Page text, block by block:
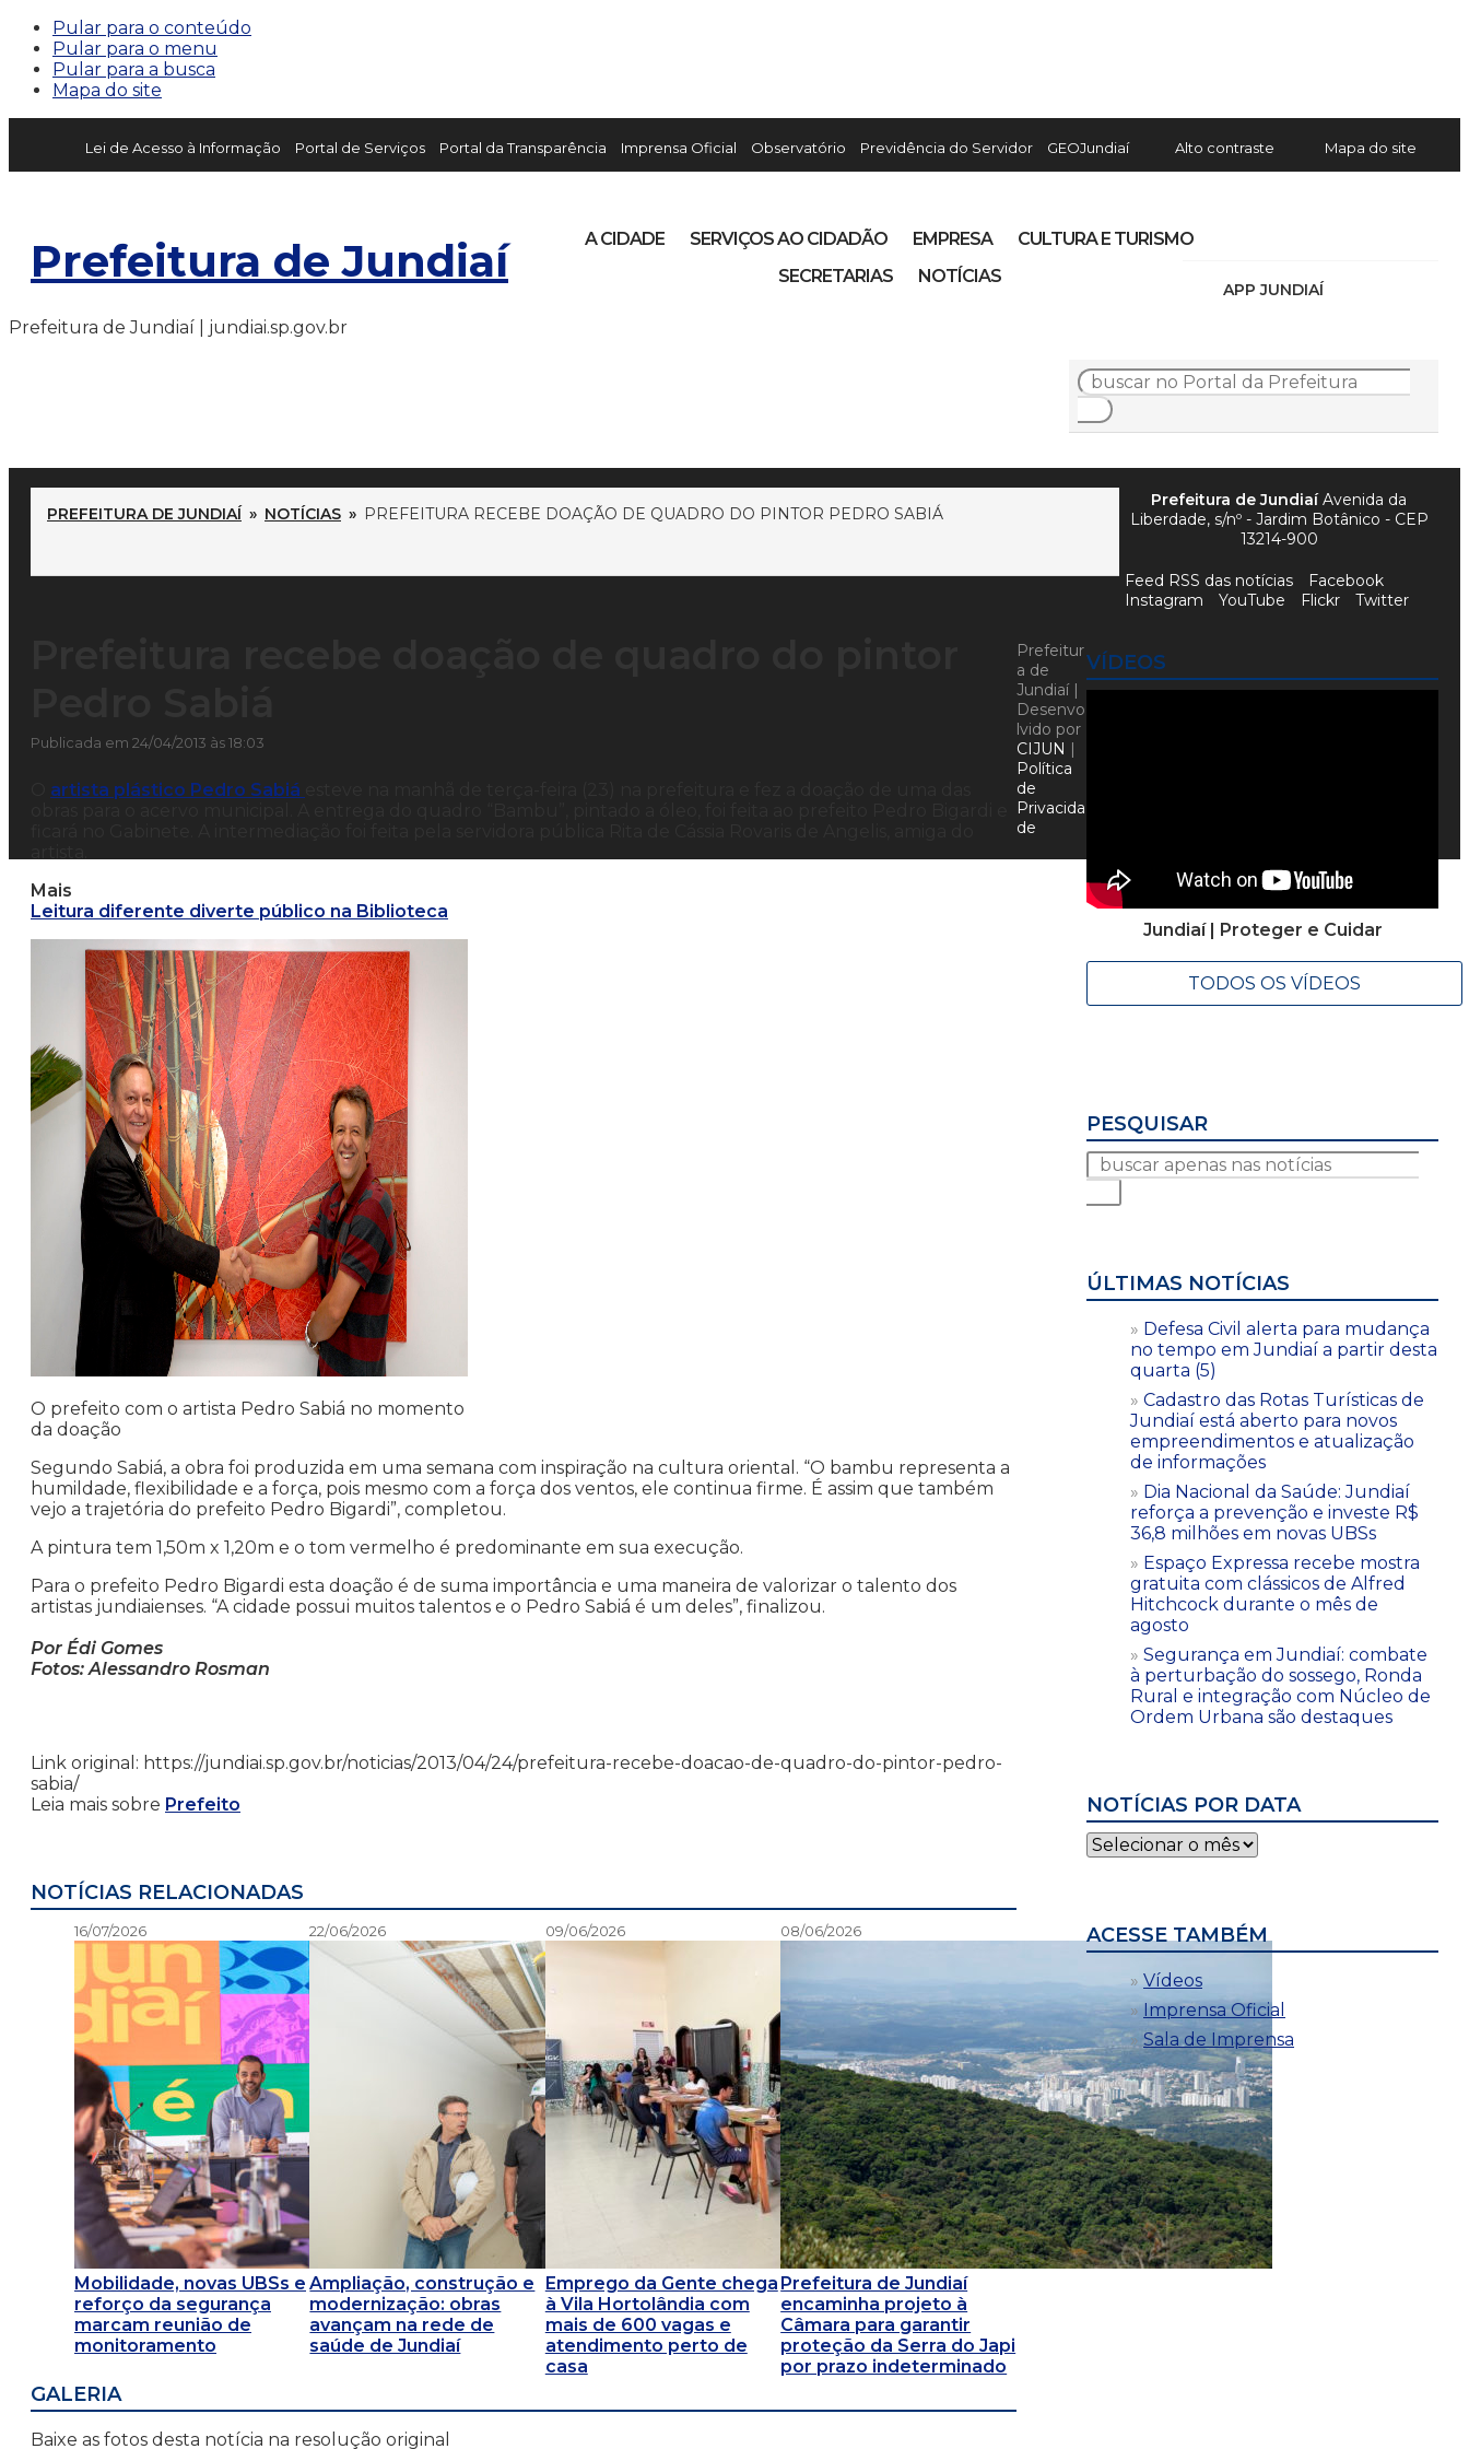
Pular para o conteúdo
Pular para o menu
Pular para a busca
Mapa do site
Lei de Acesso à Informação Portal de Serviços Portal da Transparência Imprensa Oficial Observatório Previdência do Servidor GEOJundiaí Alto contraste Mapa do site
Prefeitura de Jundiaí
APP JUNDIAÍ
A CIDADE SERVIÇOS AO CIDADÃO EMPRESA
CULTURA E TURISMO
SECRETARIAS
NOTÍCIAS
Prefeitura de Jundiaí | jundiai.sp.gov.br
PREFEITURA DE JUNDIAÍ » NOTÍCIAS » PREFEITURA RECEBE DOAÇÃO DE QUADRO DO PINTOR PEDRO SABIÁ
Publicada em 24/04/2013 às 18:03
artista plástico Pedro Sabiá
Mais
Leitura diferente diverte público na Biblioteca
O prefeito com o artista Pedro Sabiá no momento
da doação
Segundo Sabiá, a obra foi produzida em uma semana com inspiração na cultura oriental. “O bambu representa a
humildade, flexibilidade e a força, pois mesmo com a força dos ventos, ele continua firme. É assim que também
vejo a trajetória do prefeito Pedro Bigardi”, completou.
A pintura tem 1,50m x 1,20m e o tom vermelho é predominante em sua execução.
Para o prefeito Pedro Bigardi esta doação é de suma importância e uma maneira de valorizar o talento dos
artistas jundiaienses. “A cidade possui muitos talentos e o Pedro Sabiá é um deles”, finalizou.
Por Édi Gomes
Fotos: Alessandro Rosman
Link original: https://jundiai.sp.gov.br/noticias/2013/04/24/prefeitura-recebe-doacao-de-quadro-do-pintor-pedro-
sabia/
Leia mais sobre Prefeito
NOTÍCIAS RELACIONADAS
16/07/2026
Mobilidade, novas UBSs e
reforço da segurança
marcam reunião de
monitoramento
22/06/2026
Ampliação, construção e
modernização: obras
avançam na rede de
saúde de Jundiaí
09/06/2026
Emprego da Gente chega
à Vila Hortolândia com
mais de 600 vagas e
atendimento perto de
casa
08/06/2026
Prefeitura de Jundiaí
encaminha projeto à
Câmara para garantir
proteção da Serra do Japi
por prazo indeterminado
GALERIA
Baixe as fotos desta notícia na resolução original
VÍDEOS
Jundiaí | Proteger e Cuidar
TODOS OS VÍDEOS
PESQUISAR
ÚLTIMAS NOTÍCIAS
Defesa Civil alerta para mudança
no tempo em Jundiaí a partir desta
quarta (5)
Cadastro das Rotas Turísticas de
Jundiaí está aberto para novos
empreendimentos e atualização
de informações
Dia Nacional da Saúde: Jundiaí
reforça a prevenção e investe R$
36,8 milhões em novas UBSs
Espaço Expressa recebe mostra
gratuita com clássicos de Alfred
Hitchcock durante o mês de
agosto
Segurança em Jundiaí: combate
à perturbação do sossego, Ronda
Rural e integração com Núcleo de
Ordem Urbana são destaques
NOTÍCIAS POR DATA
Notícias
por
ACESSE TAMBÉM
Vídeos
Imprensa Oficial
Sala de Imprensa
Prefeitura de JundiaíAvenida da
Liberdade, s/nº - Jardim Botânico - CEP
13214-900
Feed RSS das notícias
Facebook
Instagram
YouTube Flickr Twitter
Prefeitur
a de
Jundiaí |
Desenvo
lvido por
CIJUN |
Política
de
Privacida
de